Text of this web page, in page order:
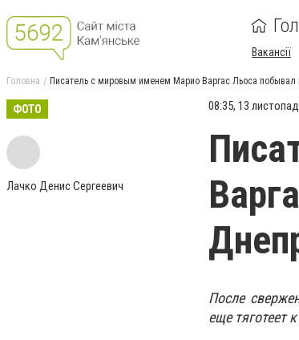
Вакансії
Головна Писатель с мировым именем Марио Варгас Льоса побывал
ФОТО
Лачко Денис Сергеевич
08:35, 13
После
еще тяготеет